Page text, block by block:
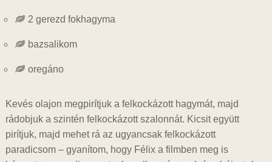
2 gerezd fokhagyma
bazsalikom
oregáno
Kevés olajon megpirítjuk a felkockázott hagymát, majd
rádobjuk a szintén felkockázott szalonnát. Kicsit együtt
pirítjuk, majd mehet rá az ugyancsak felkockázott
paradicsom – gyanítom, hogy Félix a filmben meg is